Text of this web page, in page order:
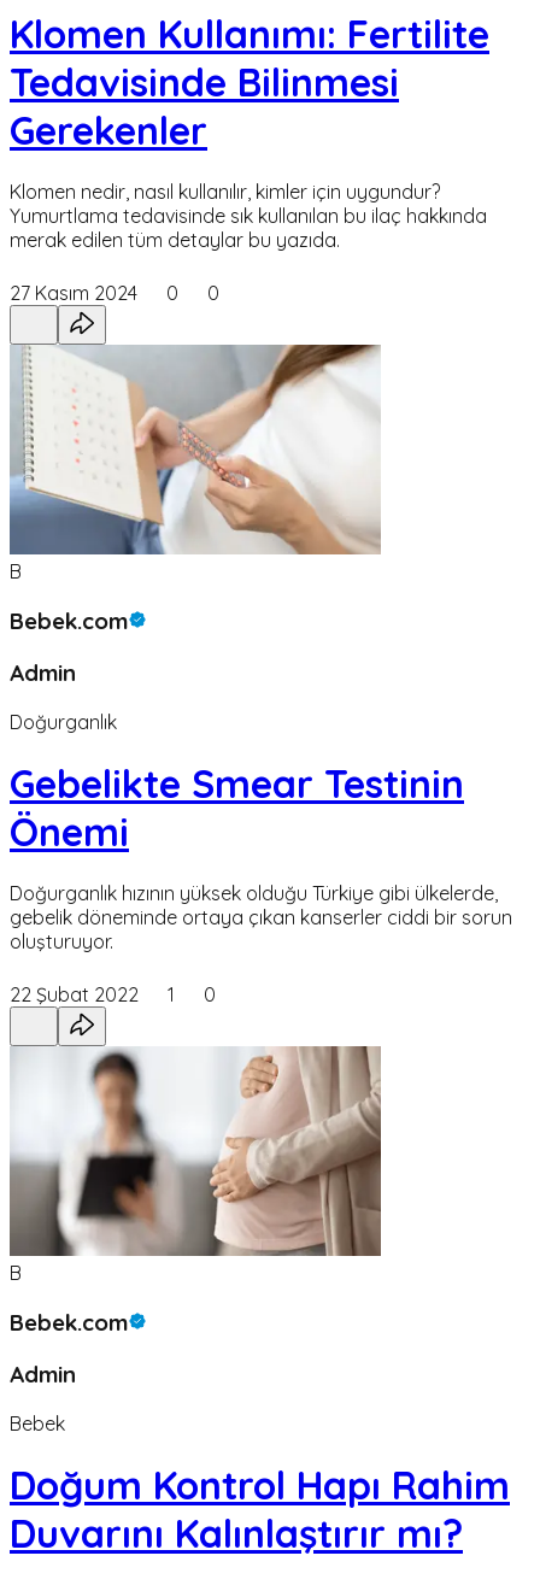
Klomen Kullanımı: Fertilite
Tedavisinde Bilinmesi
Gerekenler
Klomen nedir, nasıl kullanılır, kimler için uygundur?
Yumurtlama tedavisinde sık kullanılan bu ilaç hakkında
merak edilen tüm detaylar bu yazıda.
27 Kasım 2024 0 0
B
Bebek.com
Admin
Doğurganlık
Gebelikte Smear Testinin
Önemi
Doğurganlık hızının yüksek olduğu Türkiye gibi ülkelerde,
gebelik döneminde ortaya çıkan kanserler ciddi bir sorun
oluşturuyor.
22 Şubat 2022 1 0
B
Bebek.com
Admin
Bebek
Doğum Kontrol Hapı Rahim
Duvarını Kalınlaştırır mı?